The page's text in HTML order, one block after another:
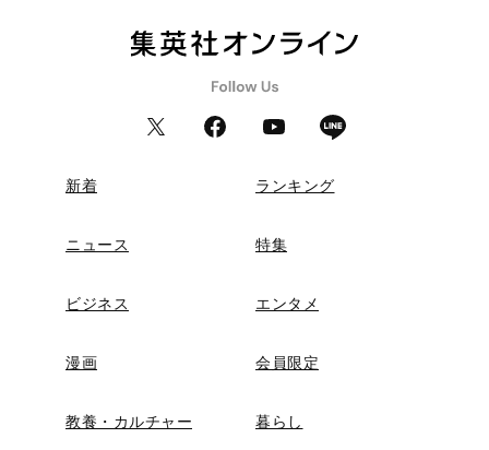
新着 ランキング
ニュース 特集
ビジネス エンタメ
漫画 会員限定
教養・カルチャー 暮らし